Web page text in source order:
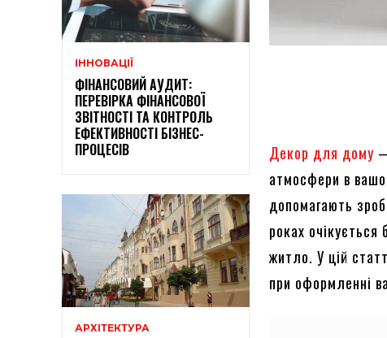
ІННОВАЦІЇ
ФІНАНСОВИЙ АУДИТ:
ПЕРЕВІРКА ФІНАНСОВОЇ
ЗВІТНОСТІ ТА КОНТРОЛЬ
ЕФЕКТИВНОСТІ БІЗНЕС-
ПРОЦЕСІВ
АРХІТЕКТУРА
Декор для дому
атмосфери в
допомагають
роках очікується
житло. У цій
при оформленні